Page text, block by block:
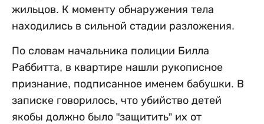
жильцов. К моменту обнаружения тела
находились в сильной стадии разложения.
По словам начальника полиции Билла
Раббитта, в квартире нашли рукописное
признание, подписанное именем бабушки. В
записке говорилось, что убийство детей
якобы должно было "защитить” их от